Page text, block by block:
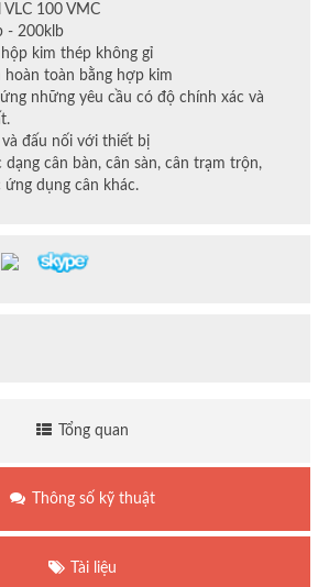
VLC 100 VMC
- 200klb
kim thép không gỉ
hoàn toàn bằng hợp kim
ứng những yêu cầu có độ chính xác và
và đấu nối với thiết bị
dạng cân bàn, cân sàn, cân trạm trộn,
ứng dụng cân khác.
Tổng quan
Thông số kỹ thuật
Tài liệu